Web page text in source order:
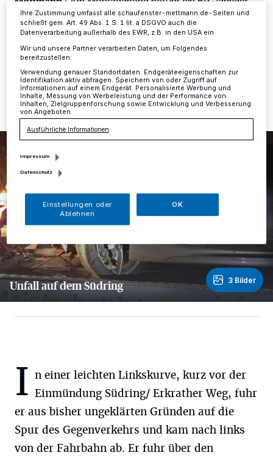
Mettmanner gegen 18.55 Uhr mit seinem BMW den
Südring in Fahrtrichtung Erkrather Weg.
13.10.2015 , 09:40 Uhr Eine Minute Lesezeit
Unfall auf dem Südring 3 Bilder
I n einer leichten Linkskurve, kurz vor der
Einmündung Südring/ Erkrather Weg, fuhr
er aus bisher ungeklärten Gründen auf die
Spur des Gegenverkehrs und kam nach links
von der Fahrbahn ab. Er fuhr über den
Ihre Zustimmung umfasst alle schaufenster-mettmann.de-Seiten und
schließt gem. Art. 49 Abs. 1 S. 1 lit. a DSGVO auch die
Datenverarbeitung außerhalb des EWR, z.B. in den USA ein.
Wir und unsere Partner verarbeiten Daten, um Folgendes
bereitzustellen:
Verwendung genauer Standortdaten. Endgeräteeigenschaften zur
Identifikation aktiv abfragen. Speichern von oder Zugriff auf
Informationen auf einem Endgerät. Personalisierte Werbung und
Inhalte, Messung von Werbeleistung und der Performance von
Inhalten, Zielgruppenforschung sowie Entwicklung und Verbesserung
von Angeboten.
Ausführliche Informationen
Impressum
Datenschutz
Einstellungen oder
Ablehnen
OK